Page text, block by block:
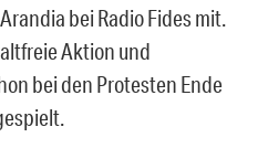
bei Radio Fides mit.
Aktion und
bei den Protesten Ende